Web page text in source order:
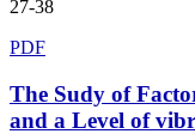
27-38
PDF
The Sudy of
and a Level of